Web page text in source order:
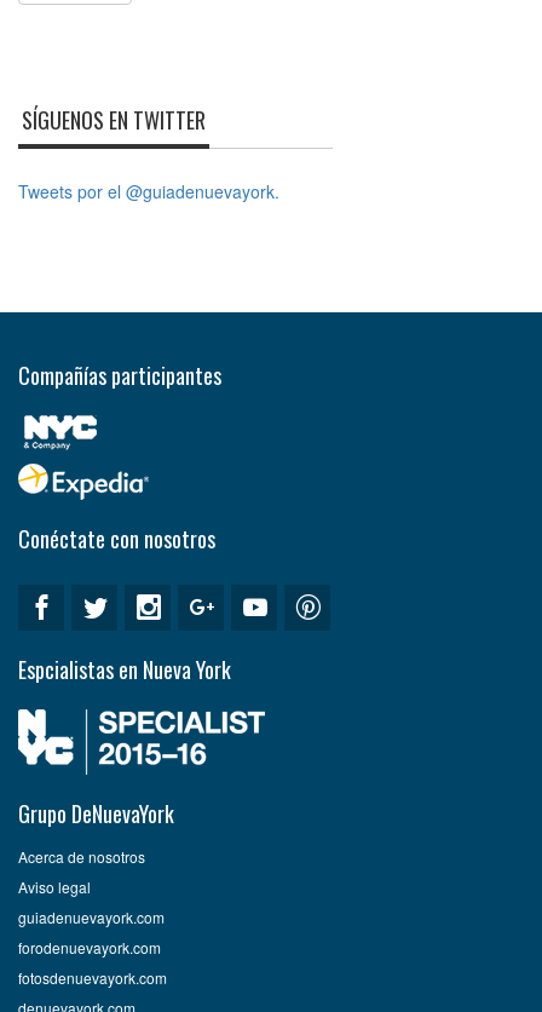
SÍGUENOS EN TWITTER
Tweets por el @guiadenuevayork.
Compañías participantes
Conéctate con nosotros
Espcialistas en Nueva York
Grupo DeNuevaYork
Acerca de nosotros
Aviso legal
guiadenuevayork.com
forodenuevayork.com
fotosdenuevayork.com
denuevayork.com